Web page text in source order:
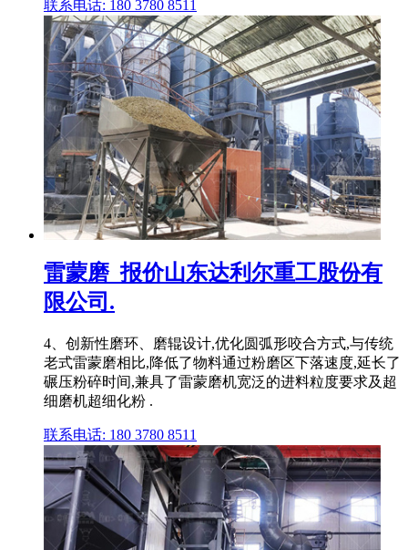
联系电话: 180 3780 8511
雷蒙磨_报价山东达利尔重工股份有
限公司.
4、创新性磨环、磨辊设计,优化圆弧形咬合方式,与传统
老式雷蒙磨相比,降低了物料通过粉磨区下落速度,延长了
碾压粉碎时间,兼具了雷蒙磨机宽泛的进料粒度要求及超
细磨机超细化粉 .
联系电话: 180 3780 8511